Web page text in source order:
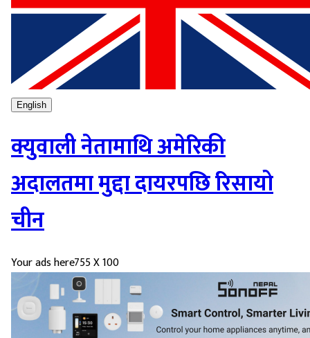
English
क्युवाली नेतामाथि अमेरिकी
अदालतमा मुद्दा दायरपछि रिसायो
चीन
Your ads here755 X 100